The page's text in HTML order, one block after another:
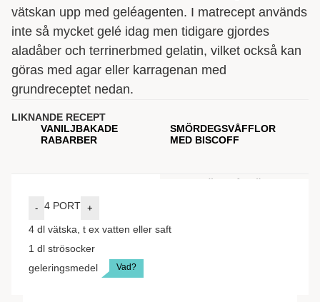
vätskan upp med geléagenten. I matrecept används
inte så mycket gelé idag men tidigare gjordes
aladåber och terrinerbmed gelatin, vilket också kan
göras med agar eller karragenan med
grundreceptet nedan.
LIKNANDE RECEPT
VANILJBAKADE
RABARBER
SMÖRDEGSVÅFFLOR
MED BISCOFF
- 4 PORT +
4 dl vätska, t ex vatten eller saft
1 dl strösocker
geleringsmedel
Vad?